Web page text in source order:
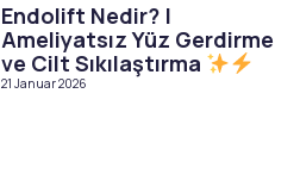
Endolift Nedir? |
Ameliyatsız Yüz Gerdirme
ve Cilt Sıkılaştırma
21 Januar 2026